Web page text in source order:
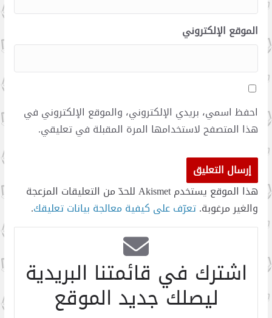
الموقع الإلكتروني
احفظ اسمي، بريدي الإلكتروني، والموقع الإلكتروني في
هذا المتصفح لاستخدامها المرة المقبلة في تعليقي.
هذا الموقع يستخدم Akismet للحدّ من التعليقات المزعجة
والغير مرغوبة.تعرّف على كيفية معالجة بيانات تعليقك.
اشترك في قائمتنا البريدية
ليصلك جديد الموقع